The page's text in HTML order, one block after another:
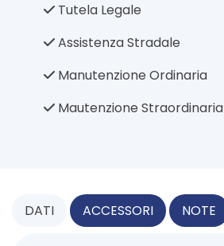
Tutela Legale
Assistenza Stradale
Manutenzione Ordinaria
Mautenzione Straordinaria
DATI ACCESSORI NOTE